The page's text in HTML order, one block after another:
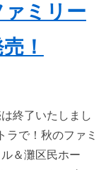
ァミリー
！
終了いたしまし
で！秋のファミ
＆灘区民ホー